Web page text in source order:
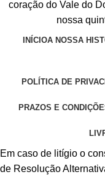
coração do Vale do
nossa
INÍCIOA NOSSA
POLÍTICA DE
PRAZOS E
Em caso de litígio o
de Resolução